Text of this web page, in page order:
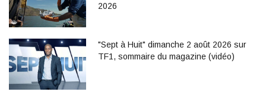
2026
"Sept à Huit" dimanche 2 août 2026 sur
TF1, sommaire du magazine (vidéo)